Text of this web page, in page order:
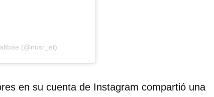
(@nusr_et)
en su cuenta de Instagram compartió una